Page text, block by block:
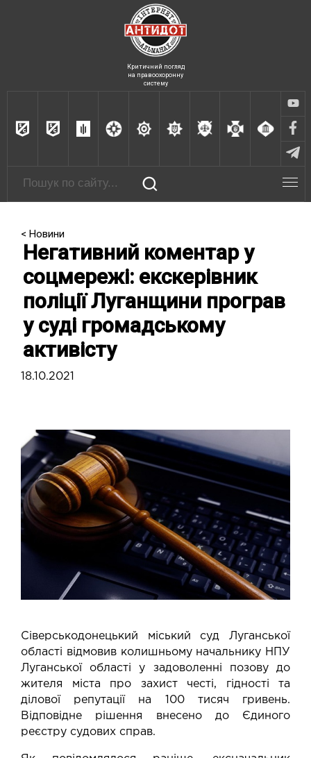
Критичний погляд
на правоохоронну
систему
< Новини
Негативний коментар у
соцмережі: екскерівник
поліції Луганщини програв
у суді громадському
активісту
18.10.2021
Сіверськодонецький міський суд Луганської
області відмовив колишньому начальнику НПУ
Луганської області у задоволенні позову до
жителя міста про захист честі, гідності та
ділової репутації на 100 тисяч гривень.
Відповідне рішення внесено до Єдиного
реєстру судових справ.